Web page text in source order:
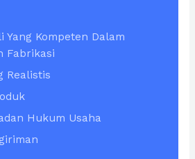
Yang Kompeten Dalam
Fabrikasi
Realistis
Hukum Usaha